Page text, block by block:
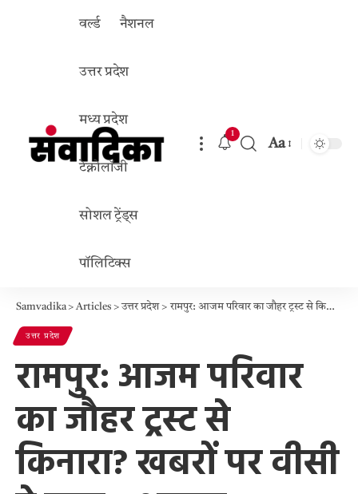
वर्ल्ड नैशनल
उत्तर प्रदेश
मध्य प्रदेश
टेक्नोलॉजी
सोशल ट्रेंड्स
पॉलिटिक्स
1
Aa
Samvadika>Articles >उत्तर प्रदेश>रामपुर: आजम परिवार का जौहर ट्रस्ट से किनारा? खबरों पर वीसी ने कहा – भ्रामक जानकारी, कोई बदलाव नहीं हुआ
उत्तर प्रदेश
रामपुर: आजम परिवार
का जौहर ट्रस्ट से
किनारा? खबरों पर वीसी